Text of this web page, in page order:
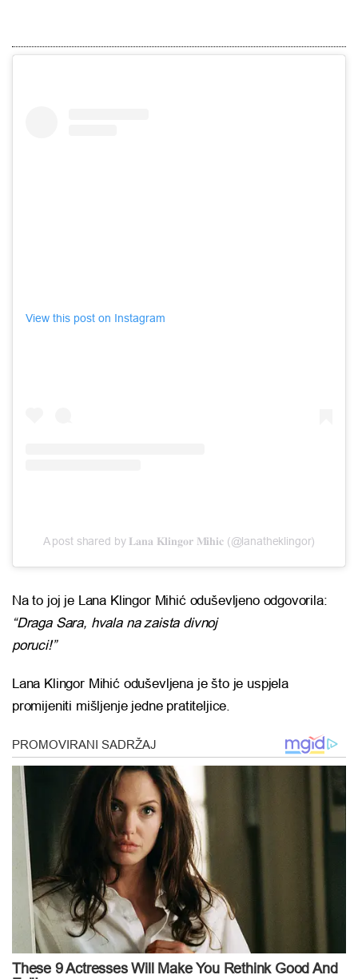
View this post on Instagram
A post shared by 𝐋𝐚𝐧𝐚 𝐊𝐥𝐢𝐧𝐠𝐨𝐫 𝐌𝐢𝐡𝐢𝐜 (@lanatheklingor)
Na to joj je Lana Klingor Mihić oduševljeno odgovorila:
“Draga Sara, hvala na zaista divnoj
poruci!”
Lana Klingor Mihić oduševljena je što je uspjela
promijeniti mišljenje jedne pratiteljice.